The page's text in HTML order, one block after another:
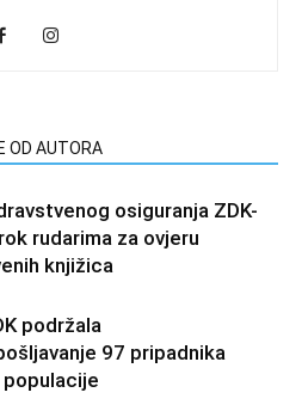
OD AUTORA
osiguranja ZDK-
rudarima za ovjeru
knjižica
podržala
97 pripadnika